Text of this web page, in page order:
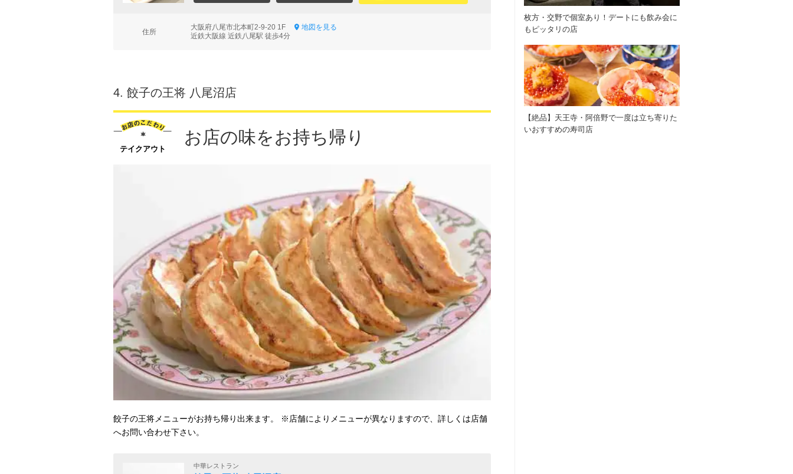
住所
大阪府八尾市北本町2-9-20 1F
地図を見る
近鉄大阪線 近鉄八尾駅 徒歩4分
4. 餃子の王将 八尾沼店
テイクアウト
お店の味をお持ち帰り
餃子の王将メニューがお持ち帰り出来ます。 ※店舗によりメニューが異なりますので、詳しくは店舗
へお問い合わせ下さい。
中華レストラン
枚方・交野で個室あり！デートにも飲み会に
もピッタリの店
【絶品】天王寺・阿倍野で一度は立ち寄りた
いおすすめの寿司店